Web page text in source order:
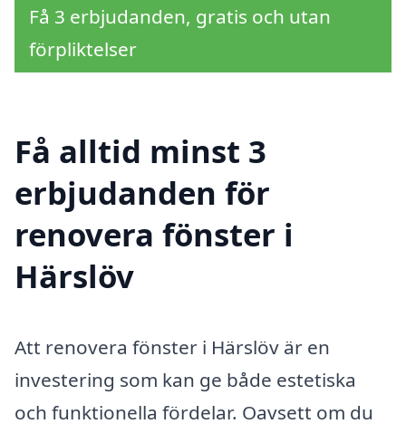
Få 3 erbjudanden, gratis och utan
förpliktelser
Få alltid minst 3
erbjudanden för
renovera fönster i
Härslöv
Att renovera fönster i Härslöv är en
investering som kan ge både estetiska
och funktionella fördelar. Oavsett om du